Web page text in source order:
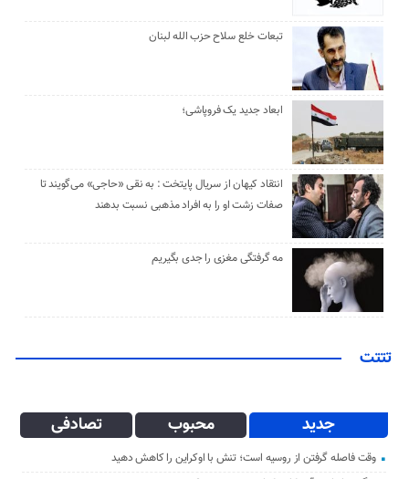
تبعات خلع سلاح حزب الله لبنان
ابعاد جدید یک فروپاشی؛
انتقاد کیهان از سریال پایتخت : به نقی «حاجی» می‌گویند تا
صفات زشت او را به افراد مذهبی نسبت بدهند
مه گرفتگی مغزی را جدی بگیریم
تتتت
جدید محبوب تصادفی
وقت فاصله گرفتن از روسیه است؛ تنش با اوکراین را کاهش دهید